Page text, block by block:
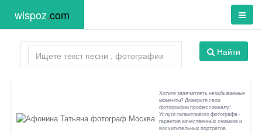
wispoz.com
Найти
Хотите запечатлеть незабываемые
моменты? Доверьте свои
фотографии профессионалу!
Услуги талантливого фотографа -
гарантия качественных снимков и
восхитительных портретов.